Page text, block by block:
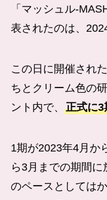
「マッシュル-
表されたのは、
この日に開催され
ちとクリーム色の
ント内で、 正式に3
1期が2023年4月か
ら3月までの期間
のペースとしては